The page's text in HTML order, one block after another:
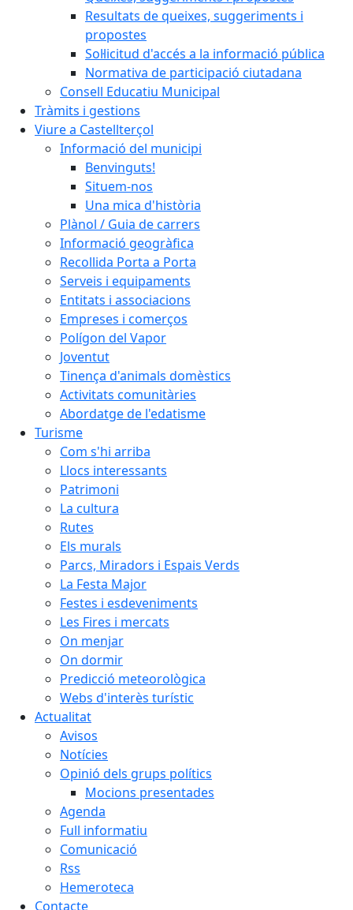
Resultats de queixes, suggeriments i
propostes
Sol·licitud d'accés a la informació pública
Normativa de participació ciutadana
Consell Educatiu Municipal
Tràmits i gestions
Viure a Castellterçol
Informació del municipi
Benvinguts!
Situem-nos
Una mica d'història
Plànol / Guia de carrers
Informació geogràfica
Recollida Porta a Porta
Serveis i equipaments
Entitats i associacions
Empreses i comerços
Polígon del Vapor
Joventut
Tinença d'animals domèstics
Activitats comunitàries
Abordatge de l'edatisme
Turisme
Com s'hi arriba
Llocs interessants
Patrimoni
La cultura
Rutes
Els murals
Parcs, Miradors i Espais Verds
La Festa Major
Festes i esdeveniments
Les Fires i mercats
On menjar
On dormir
Predicció meteorològica
Webs d'interès turístic
Actualitat
Avisos
Notícies
Opinió dels grups polítics
Mocions presentades
Agenda
Full informatiu
Comunicació
Rss
Hemeroteca
Contacte